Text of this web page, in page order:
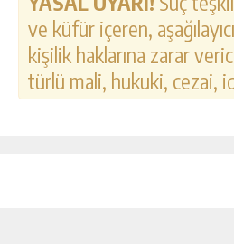
ve küfür içeren,
kişilik haklarına zarar
türlü mali, hukuki, cezai,